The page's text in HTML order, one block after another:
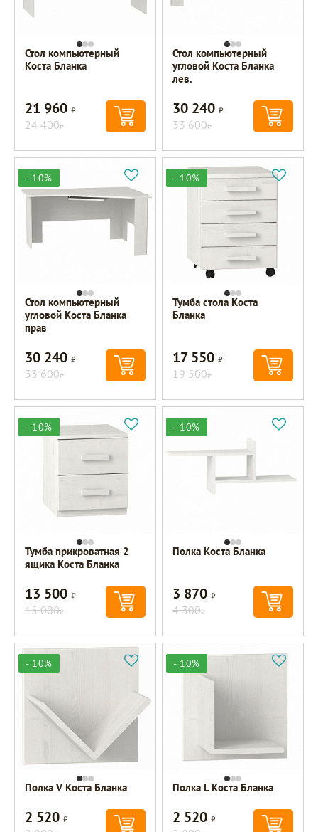
Стол компьютерный
Коста Бланка
21 960Р
24 400Р
Стол компьютерный
угловой Коста Бланка
лев.
30 240Р
33 600Р
- 10%
Стол компьютерный
угловой Коста Бланка
прав
30 240Р
33 600Р
- 10%
Тумба cтола Коста
Бланка
17 550Р
19 500Р
- 10%
Тумба прикроватная 2
ящика Коста Бланка
13 500Р
15 000Р
- 10%
Полка Коста Бланка
3 870Р
4 300Р
- 10%
Полка V Коста Бланка
2 520Р
- 10%
Полка L Коста Бланка
2 520Р